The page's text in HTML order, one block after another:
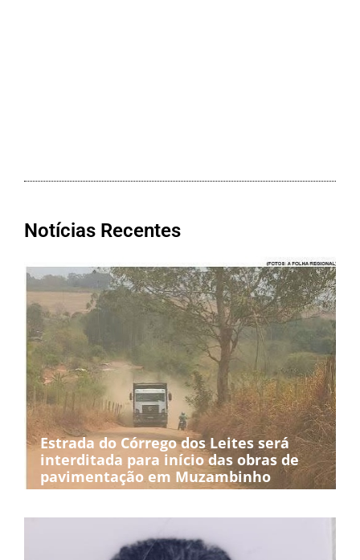
Notícias Recentes
Estrada do Córrego dos Leites será
interditada para início das obras de
pavimentação em Muzambinho